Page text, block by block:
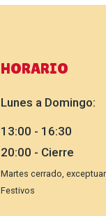
HORARIO
Lunes a Domingo:
13:00 - 16:30
20:00 - Cierre
Martes cerrado,
Festivos